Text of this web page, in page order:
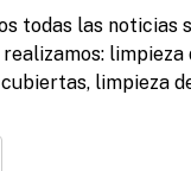
todas las noticias
limpieza
limpieza